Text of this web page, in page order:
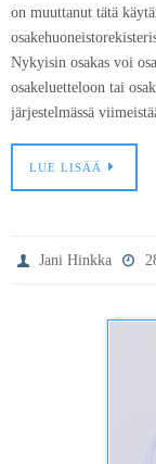
on muuttanut tätä
Nykyisin osakas voi
osakeluetteloon tai
järjestelmässä
LUE LISÄÄ
Jani Hinkka